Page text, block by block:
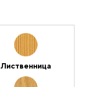
Лиственница